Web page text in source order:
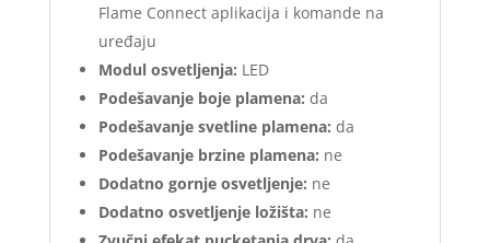
Flame Connect aplikacija i komande na
uređaju
Modul osvetljenja: LED
Podešavanje boje plamena: da
Podešavanje svetline plamena: da
Podešavanje brzine plamena: ne
Dodatno gornje osvetljenje: ne
Dodatno osvetljenje ložišta: ne